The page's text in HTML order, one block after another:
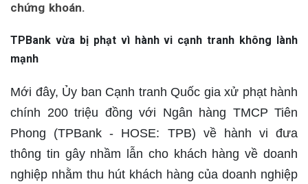
chứng khoán.
TPBank vừa bị phạt vì hành vi cạnh tranh không lành
mạnh
Mới đây, Ủy ban Cạnh tranh Quốc gia xử phạt hành
chính 200 triệu đồng với Ngân hàng TMCP Tiên
Phong (TPBank - HOSE: TPB) về hành vi đưa
thông tin gây nhầm lẫn cho khách hàng về doanh
nghiệp nhằm thu hút khách hàng của doanh nghiệp